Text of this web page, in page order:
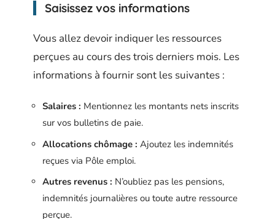
Saisissez vos informations
Vous allez devoir indiquer les ressources
perçues au cours des trois derniers mois. Les
informations à fournir sont les suivantes :
Salaires : Mentionnez les montants nets inscrits
sur vos bulletins de paie.
Allocations chômage : Ajoutez les indemnités
reçues via Pôle emploi.
Autres revenus : N’oubliez pas les pensions,
indemnités journalières ou toute autre ressource
perçue.